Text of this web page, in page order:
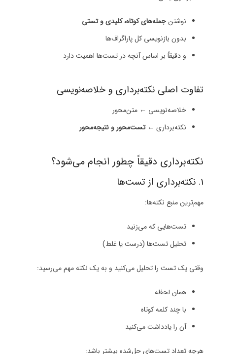
نوشتنجمله‌های کوتاه، کلیدی و تستی
بدون بازنویسی کل پاراگراف‌ها
و دقیقاً بر اساس آنچه در تست‌ها اهمیت دارد
تفاوت اصلی نکته‌برداری و خلاصه‌نویسی
خلاصه‌نویسی ← متن‌محور
نکته‌برداری ←تست‌محور و نتیجه‌محور
نکته‌برداری دقیقاً چطور انجام می‌شود؟
1. نکته‌برداری از تست‌ها
مهم‌ترین منبع نکته‌ها:
تست‌هایی که می‌زنید
تحلیل تست‌ها (درست یا غلط)
وقتی یک تست را تحلیل می‌کنید و به یک نکته مهم می‌رسید:
همان لحظه
با چند کلمه کوتاه
آن را یادداشت می‌کنید
هرچه تعداد تست‌های حل‌شده بیشتر باشد: